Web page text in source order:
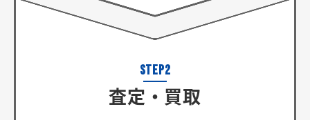
査定・買取